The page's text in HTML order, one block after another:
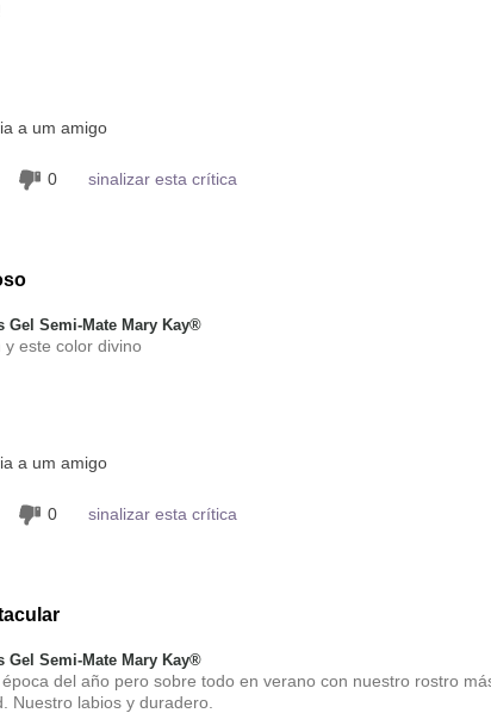
a um amigo
0 sinalizar esta crítica
Semi-Mate Mary Kay®
este color divino
a um amigo
0 sinalizar esta crítica
Semi-Mate Mary Kay®
del año pero sobre todo en verano con nuestro rostro
Nuestro labios y duradero.